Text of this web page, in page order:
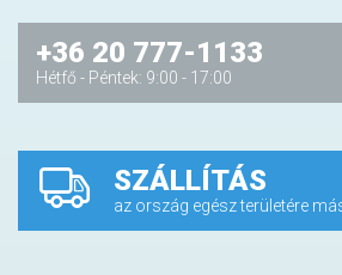
+36 20 777-1133
Hétfő - Péntek: 9:00 - 17:00
SZÁLLÍTÁS
az ország egész területére